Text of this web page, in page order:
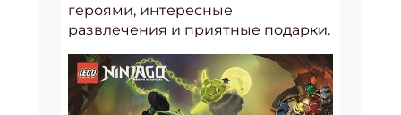
героями, интересные
развлечения и приятные подарки.